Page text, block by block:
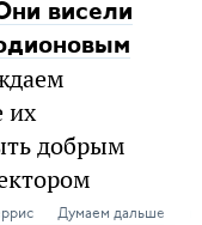
висели
их
добрым
Думаем дальше